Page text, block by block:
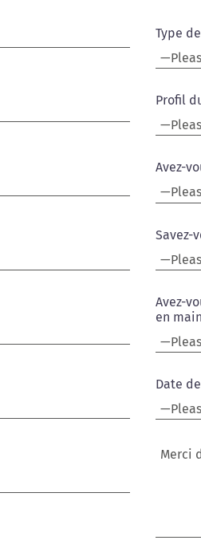
Type
Profil
Avez-
Savez-
Avez-
en
Date
Merci